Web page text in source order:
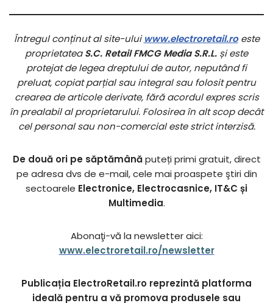
Întregul conținut al site-uluiwww.electroretail.roeste
proprietateaS.C. Retail FMCG Media S.R.L. și este
protejat de legea dreptului de autor, neputând fi
preluat, copiat parțial sau integral sau folosit pentru
crearea de articole derivate, fără acordul expres scris
în prealabil al proprietarului. Folosirea în alt scop decât
cel personal sau non-comercial este strict interzisă.
De două ori pe săptămânăputeți primi gratuit, direct
pe adresa dvs de e-mail, cele mai proaspete ştiri din
sectoarele Electronice, Electrocasnice, IT&C și
Multimedia.
Abonaţi-vă la newsletter aici:
www.electroretail.ro/newsletter
Publicația ElectroRetail.ro reprezintă platforma
ideală pentru a vă promova produsele sau